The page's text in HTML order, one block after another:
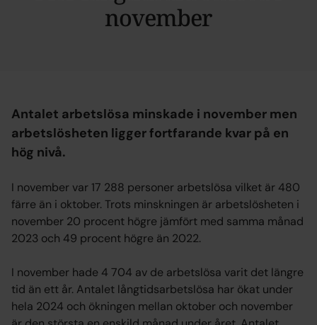
november
Antalet arbetslösa minskade i november men
arbetslösheten ligger fortfarande kvar på en
hög nivå.
I november var 17 288 personer arbetslösa vilket är 480
färre än i oktober. Trots minskningen är arbetslösheten i
november 20 procent högre jämfört med samma månad
2023 och 49 procent högre än 2022.
I november hade 4 704 av de arbetslösa varit det längre
tid än ett år. Antalet långtidsarbetslösa har ökat under
hela 2024 och ökningen mellan oktober och november